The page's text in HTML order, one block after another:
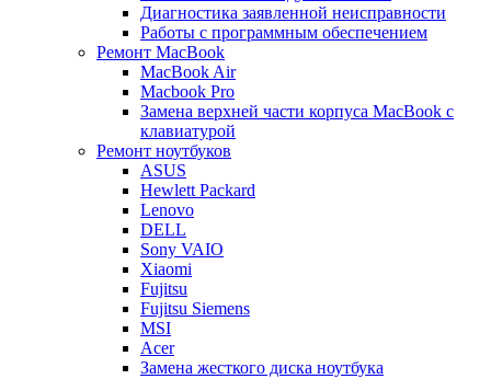
Диагностика заявленной неисправности
Работы с программным обеспечением
Ремонт MacBook
MacBook Air
Macbook Pro
Замена верхней части корпуса MacBook с
клавиатурой
Ремонт ноутбуков
ASUS
Hewlett Packard
Lenovo
DELL
Sony VAIO
Xiaomi
Fujitsu
Fujitsu Siemens
MSI
Acer
Замена жесткого диска ноутбука